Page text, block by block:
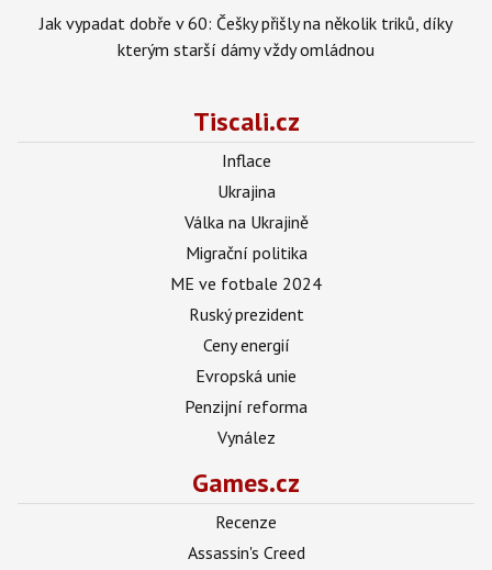
Jak vypadat dobře v 60: Češky přišly na několik triků, díky
kterým starší dámy vždy omládnou
Tiscali.cz
Inflace
Ukrajina
Válka na Ukrajině
Migrační politika
ME ve fotbale 2024
Ruský prezident
Ceny energií
Evropská unie
Penzijní reforma
Vynález
Games.cz
Recenze
Assassin's Creed